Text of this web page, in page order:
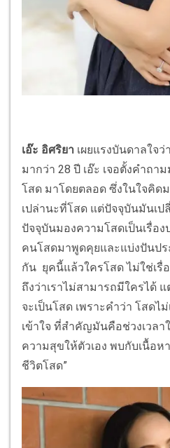
เอ๊ะ อิศริยา เผยแรงบันดาลใจว่
มากว่า 28 ปี เอ๊ะ เจอตั้งคำถา
โสด มาโดยตลอด ซึ่งในใจคิด
เปล่านะที่โสด แต่ปัจจุบันมันเ
ปัจจุบันมองความโสดเป็นเรื่อง
คนโสดมาพูดคุยและแบ่งปันป
กัน ยุคนี้แล้วใครโสด ไม่ใช่เรื่
ถึงว่าเราไม่สามารถมีใครได้
จะเป็นโสด เพราะคำว่า โสดไ
เข้าใจ ที่สำคัญมันคือช่วงเวลา
ความสุขให้ตัวเอง พบกับเนื้อ
ชีวิตโสด”